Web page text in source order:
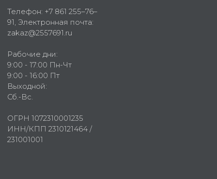
Телефон: +7 861 255–76–
91, Электронная почта:
zakaz@2557691.ru
Рабочие дни:
9:00 - 17:00 Пн-Чт
9:00 - 16:00 Пт
Выходной:
Сб.-Вс.
ОГРН 1072310001235
ИНН/КПП 2310121464 /
231001001